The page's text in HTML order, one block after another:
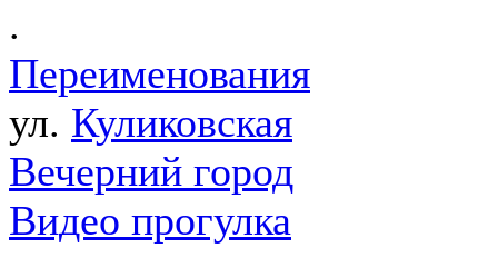
.
Переименования
ул. Куликовская
Вечерний город
Видео прогулка